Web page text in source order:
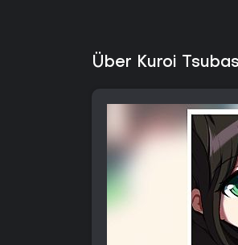
Über Kuroi